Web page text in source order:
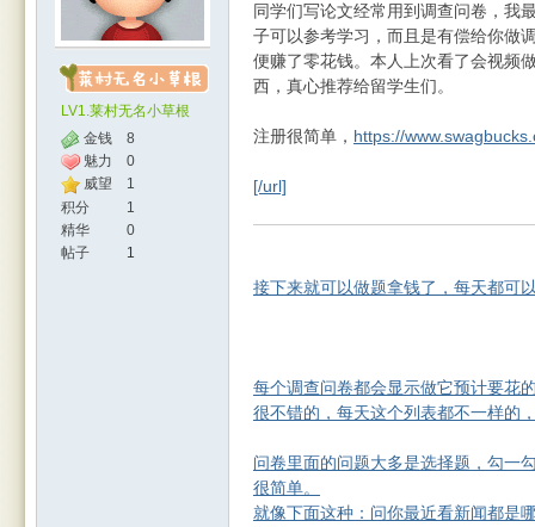
人网
LV1.莱村无名小草根
金钱
8
魅力
0
威望
1
积分
1
精华
0
帖子
1
同学们写论文经常用到调查问卷，我
子可以参考学习，而且是有偿给你做
便赚了零花钱。本人上次看了会视频
西，真心推荐给留学生们。
注册很简单， https://
[/url]
接下来就可以做题拿钱了，每天都可
每个调查问卷都会显示做它预计要花
很不错的，每天这个列表都不一样的
问卷里面的问题大多是选择题，勾一
很简单。
就像下面这种：问你最近看新闻都是